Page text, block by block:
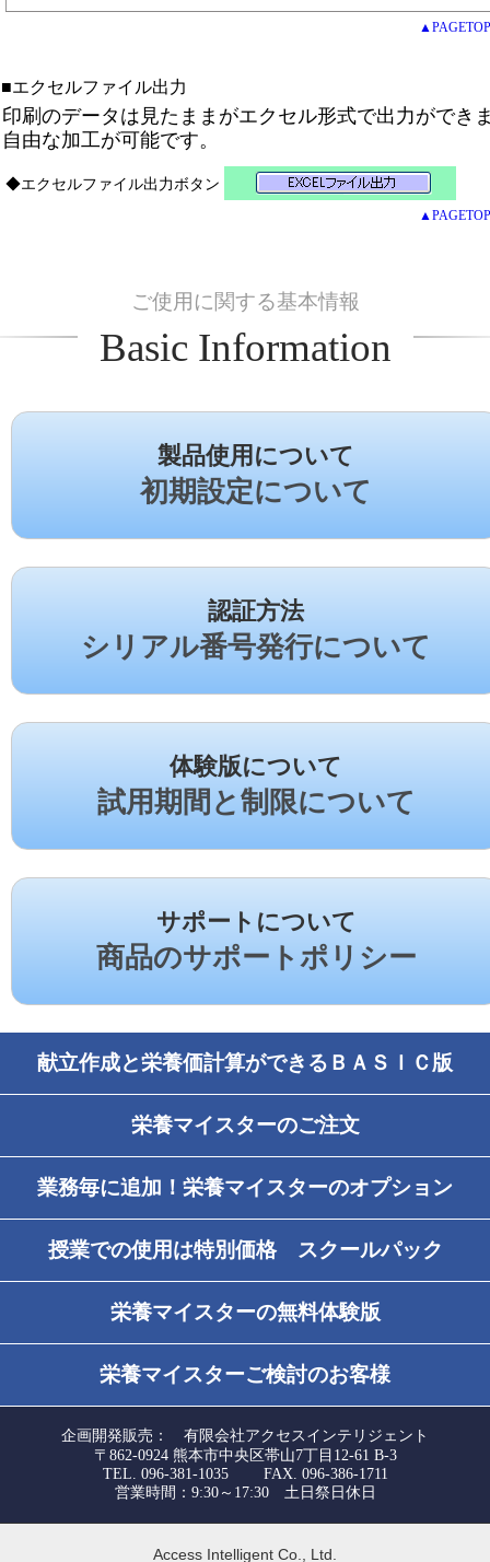
▲PAGETOP
■エクセルファイル出力
印刷のデータは見たままがエクセル形式で出力ができ
自由な加工が可能です。
◆エクセルファイル出力ボタン
▲PAGETOP
ご使用に関する基本情報
Basic Information
製品使用について
初期設定について
認証方法
シリアル番号発行について
体験版について
試用期間と制限について
サポートについて
商品のサポートポリシー
献立作成と栄養価計算ができるＢＡＳＩＣ版
栄養マイスターのご注文
業務毎に追加！栄養マイスターのオプション
授業での使用は特別価格 スクールパック
栄養マイスターの無料体験版
栄養マイスターご検討のお客様
企画開発販売： 有限会社アクセスインテリジェント
〒862-0924 熊本市中央区帯山7丁目12-61 B-3
TEL. 096-381-1035 FAX. 096-386-1711
営業時間：9:30～17:30 土日祭日休日
Access Intelligent Co., Ltd.